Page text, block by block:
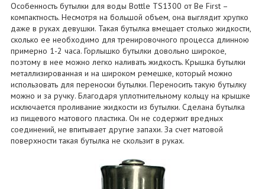
Особенность бутылки для воды Bottle TS1300 от Be First –
компактность. Несмотря на большой объем, она выглядит хрупко
даже в руках девушки. Такая бутылка вмещает столько жидкости,
сколько ее необходимо для тренировочного процесса длинною
примерно 1-2 часа. Горлышко бутылки довольно широкое,
поэтому в нее можно легко наливать жидкость. Крышка бутылки
металлизированная и на широком ремешке, который можно
использовать для переноски бутылки. Переносить такую бутылку
можно и за ручку. Благодаря уплотнительному кольцу на крышке
исключается проливание жидкости из бутылки. Сделана бутылка
из пищевого матового пластика. Он не содержит вредных
соединений, не впитывает другие запахи. За счет матовой
поверхности такая бутылка не скользит в руках.